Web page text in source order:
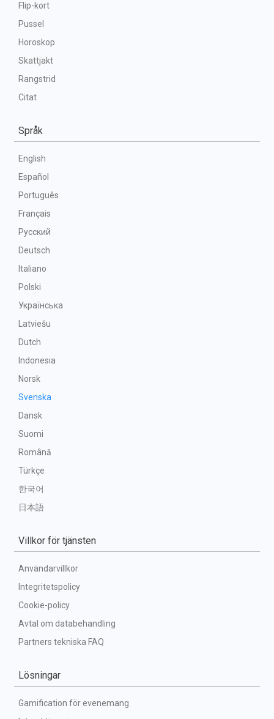
Flip-kort
Pussel
Horoskop
Skattjakt
Rangstrid
Citat
Språk
English
Español
Português
Français
Русский
Deutsch
Italiano
Polski
Українська
Latviešu
Dutch
Indonesia
Norsk
Svenska
Dansk
Suomi
Română
Türkçe
한국어
日本語
Villkor för tjänsten
Användarvillkor
Integritetspolicy
Cookie-policy
Avtal om databehandling
Partners tekniska FAQ
Lösningar
Gamification för evenemang